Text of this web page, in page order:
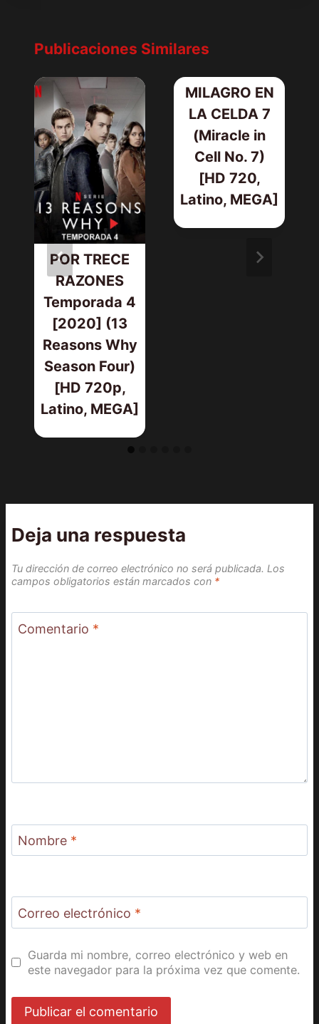
Publicaciones Similares
POR TRECE
RAZONES
Temporada 4
[2020] (13
Reasons Why
Season Four)
[HD 720p,
Latino, MEGA]
MILAGRO EN
LA CELDA 7
(Miracle in
Cell No. 7)
[HD 720,
Latino, MEGA]
Deja una respuesta
Tu dirección de correo electrónico no será publicada. Los
campos obligatorios están marcados con *
Comentario *
Nombre *
Correo electrónico *
Guarda mi nombre, correo electrónico y web en
este navegador para la próxima vez que comente.